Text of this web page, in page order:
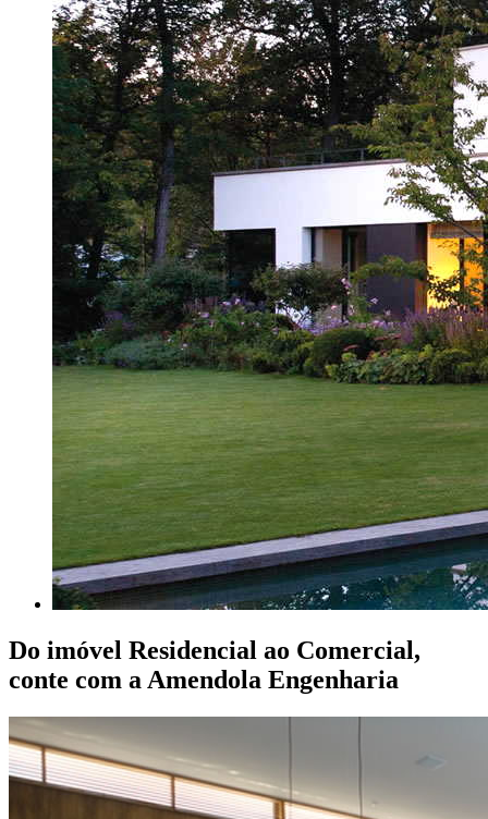
Do imóvel Residencial ao Comercial,
conte com a Amendola Engenharia